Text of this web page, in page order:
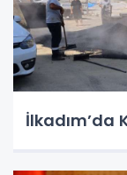
İlkadım’da